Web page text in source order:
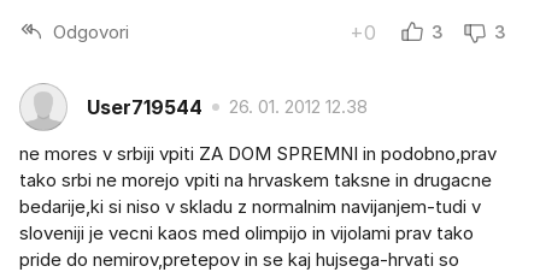
Odgovori +0 3 3
User719544 26. 01. 2012 12.38
ne mores v srbiji vpiti ZA DOM SPREMNI in podobno,prav
tako srbi ne morejo vpiti na hrvaskem taksne in drugacne
bedarije,ki si niso v skladu z normalnim navijanjem-tudi v
sloveniji je vecni kaos med olimpijo in vijolami prav tako
pride do nemirov,pretepov in se kaj hujsega-hrvati so